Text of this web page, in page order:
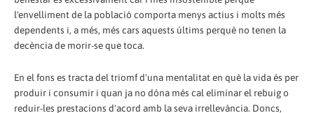
l'envelliment de la població comporta menys actius i molts més
dependents i, a més, més cars aquests últims perquè no tenen la
decència de morir-se que toca.
En el fons es tracta del triomf d'una mentalitat en què la vida és per
produir i consumir i quan ja no dóna més cal eliminar el rebuig o
reduir-les prestacions d'acord amb la seva irrellevància. Doncs,